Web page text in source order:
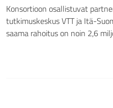
Konsortioon osallistuvat
tutkimuskeskus VTT ja Itä-
saama rahoitus on noin 2,6